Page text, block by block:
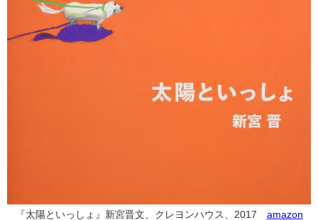
『太陽といっしょ』新宮晋文、クレヨンハウス、2017 amazon